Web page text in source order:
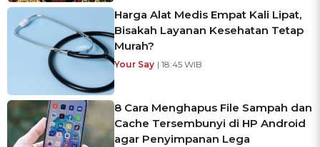
Harga Alat Medis Empat Kali Lipat,
Bisakah Layanan Kesehatan Tetap
Murah?
Your Say | 18:45 WIB
8 Cara Menghapus File Sampah dan
Cache Tersembunyi di HP Android
agar Penyimpanan Lega